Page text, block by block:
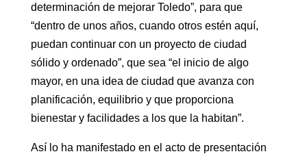
determinación de mejorar Toledo”, para que
“dentro de unos años, cuando otros estén aquí,
puedan continuar con un proyecto de ciudad
sólido y ordenado”, que sea “el inicio de algo
mayor, en una idea de ciudad que avanza con
planificación, equilibrio y que proporciona
bienestar y facilidades a los que la habitan”.
Así lo ha manifestado en el acto de presentación